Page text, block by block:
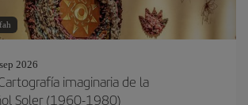
2026
imaginaria de la
Soler (1960-1980)